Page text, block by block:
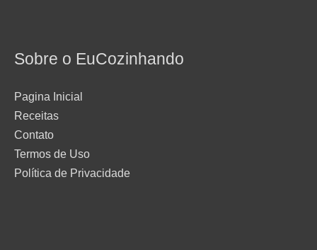
Sobre o EuCozinhando
Pagina Inicial
Receitas
Contato
Termos de Uso
Política de Privacidade